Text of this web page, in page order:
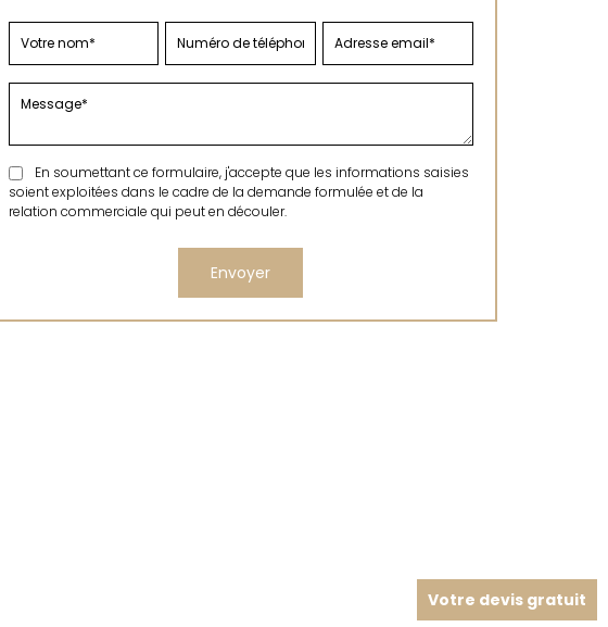
En soumettant ce formulaire, j'accepte que les informations saisies
soient exploitées dans le cadre de la demande formulée et de la
relation commerciale qui peut en découler.
Votre devis gratuit